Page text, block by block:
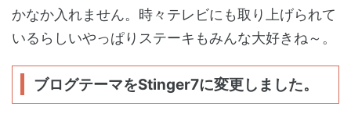
かなか入れません。時々テレビにも取り上げられて
いるらしいやっぱりステーキもみんな大好きね～。
ブログテーマをStinger7に変更しました。